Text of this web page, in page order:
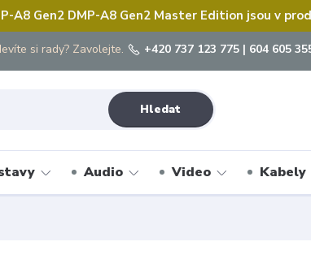
A8 Gen2 DMP-A8 Gen2 Master Edition jsou v
Hledat
si rady? Zavolejte. +420 737 123 775 | 604 605
Audio Video Kabely